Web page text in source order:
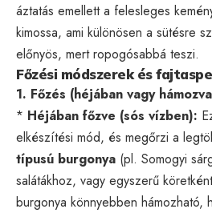
áztatás emellett a felesleges
kimossa, ami különösen a sütésre
előnyös, mert ropogósabbá teszi.
Főzési módszerek és
1. Főzés (héjában vagy
* Héjában főzve (sós vízben):
elkészítési mód, és megőrzi a
típusú burgonya (pl. Somogyi
salátákhoz, vagy egyszerű
burgonya könnyebben hámozható,